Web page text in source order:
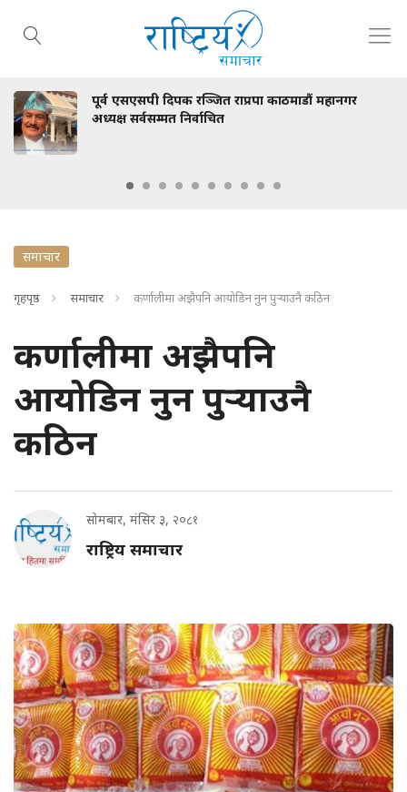
दिपक रञ्जित राप्रपा काठमाडौं महानगर
सर्वसम्मत निर्वाचित
समाचार
गृहपृष्ठ समाचार कर्णालीमा अझैपनि आयोडिन नुन पुर्‍याउनै कठिन
कर्णालीमा अझैपनि
आयोडिन नुन पुर्‍याउनै
कठिन
सोमबार, मंसिर ३, २०८१
राष्ट्रिय समाचार